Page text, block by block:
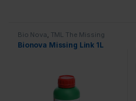
Bio Nova TML The Missing
Link Voeding
Bionova Missing Link 1L